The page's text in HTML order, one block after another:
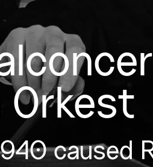
Orkest